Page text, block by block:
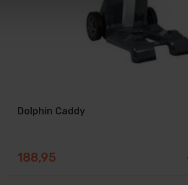
Dolphin Caddy
188,95